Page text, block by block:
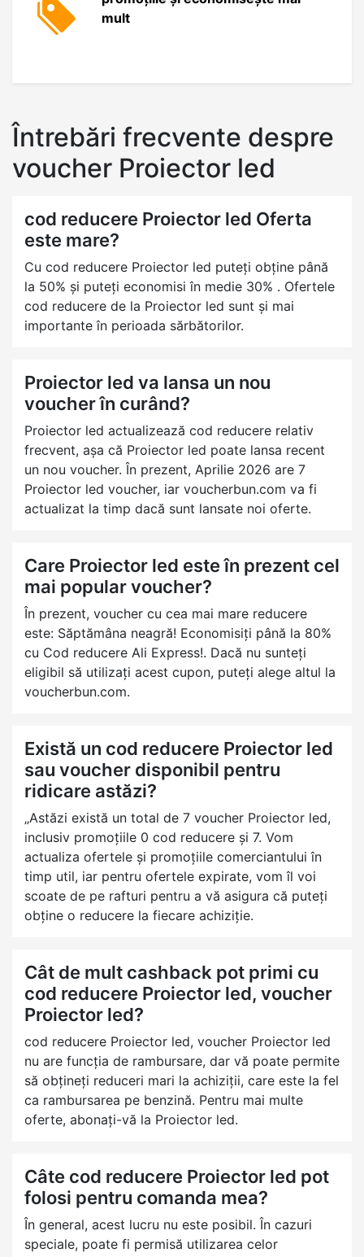
mult
Întrebări frecvente despre
voucher Proiector led
cod reducere Proiector led Oferta
este mare?
Cu cod reducere Proiector led puteți obține până
la 50% și puteți economisi în medie 30% . Ofertele
cod reducere de la Proiector led sunt și mai
importante în perioada sărbătorilor.
Proiector led va lansa un nou
voucher în curând?
Proiector led actualizează cod reducere relativ
frecvent, așa că Proiector led poate lansa recent
un nou voucher. În prezent, Aprilie 2026 are 7
Proiector led voucher, iar voucherbun.com va fi
actualizat la timp dacă sunt lansate noi oferte.
Care Proiector led este în prezent cel
mai popular voucher?
În prezent, voucher cu cea mai mare reducere
este: Săptămâna neagră! Economisiți până la 80%
cu Cod reducere Ali Express!. Dacă nu sunteți
eligibil să utilizați acest cupon, puteți alege altul la
voucherbun.com.
Există un cod reducere Proiector led
sau voucher disponibil pentru
ridicare astăzi?
„Astăzi există un total de 7 voucher Proiector led,
inclusiv promoțiile 0 cod reducere și 7. Vom
actualiza ofertele și promoțiile comerciantului în
timp util, iar pentru ofertele expirate, vom îl voi
scoate de pe rafturi pentru a vă asigura că puteți
obține o reducere la fiecare achiziție.
Cât de mult cashback pot primi cu
cod reducere Proiector led, voucher
Proiector led?
cod reducere Proiector led, voucher Proiector led
nu are funcția de rambursare, dar vă poate permite
să obțineți reduceri mari la achiziții, care este la fel
ca rambursarea pe benzină. Pentru mai multe
oferte, abonați-vă la Proiector led.
Câte cod reducere Proiector led pot
folosi pentru comanda mea?
În general, acest lucru nu este posibil. În cazuri
speciale, poate fi permisă utilizarea celor